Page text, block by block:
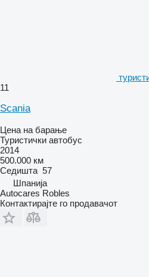
11
Scania
Цена на барање
Туристички автобус
2014
500.000 км
Седишта 57
Шпанија
Autocares Robles
Контактирајте го продавачот